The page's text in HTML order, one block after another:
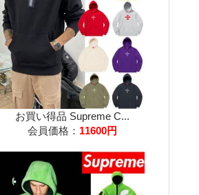
お買い得品 Supreme C...
会員価格： 11600円